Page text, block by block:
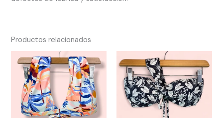
Productos relacionados